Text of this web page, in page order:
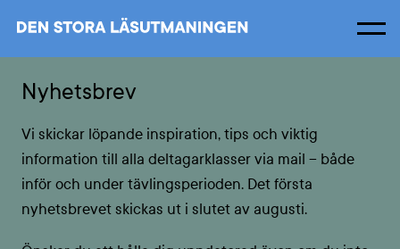
Om
Nyhetsbrev
Vi skickar löpande inspiration, tips och viktig
information till alla deltagarklasser via mail – både
inför och under tävlingsperioden. Det första
nyhetsbrevet skickas ut i slutet av augusti.